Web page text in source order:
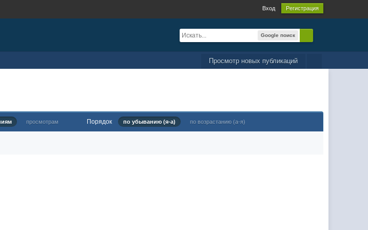
Вход Регистрация
Google поиск
Просмотр новых публикаций
просмотрам Порядок по убыванию (я-а) по возрастанию (а-я)